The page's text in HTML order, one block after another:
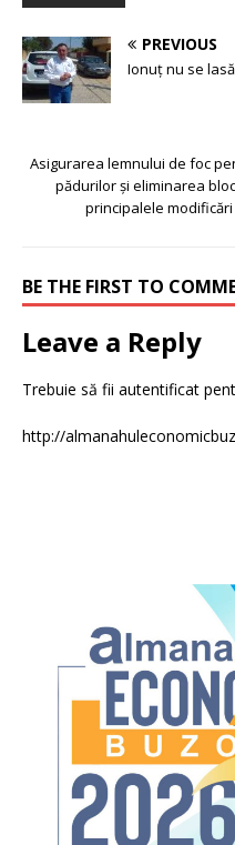
PREVIOUS
Ionuț nu se
Asigurarea lemnului de foc
pădurilor și eliminarea
principalele
BE THE FIRST TO
Leave a Reply
Trebuie să fii autentificat
http://